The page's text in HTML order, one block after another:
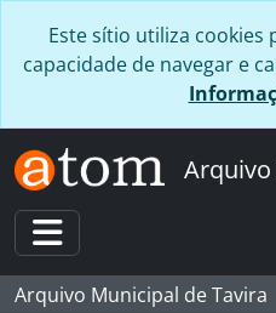
Este sítio utiliza cookies
capacidade de navegar e
Toggle navigation
Arquivo Municipal de Tavira